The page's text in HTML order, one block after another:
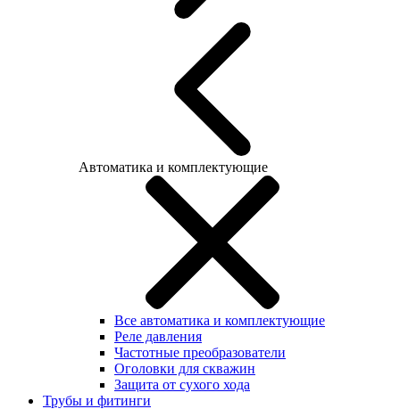
Автоматика и комплектующие
Все автоматика и комплектующие
Реле давления
Частотные преобразователи
Оголовки для скважин
Защита от сухого хода
Трубы и фитинги